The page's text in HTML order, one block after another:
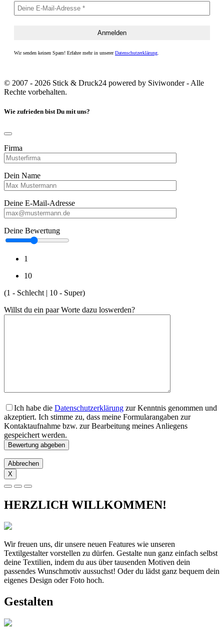
Wir senden keinen Spam! Erfahre mehr in unsererDatenschutzerklärung
© 2007 - 2026 Stick & Druck24 powered by Siviwonder - Alle
Rechte vorbehalten.
Wie zufrieden bist Du mit uns?
Firma
Dein Name
Deine E-Mail-Adresse
Deine Bewertung
1
10
(1 - Schlecht | 10 - Super)
Willst du ein paar Worte dazu loswerden?
Ich habe die Datenschutzerklärung zur Kenntnis genommen und
akzeptiert. Ich stimme zu, dass meine Formularangaben zur
Kontaktaufnahme bzw. zur Bearbeitung meines Anliegens
gespeichert werden.
Abbrechen
X
HERZLICH WILLKOMMEN!
Wir freuen uns, dir unsere neuen Features wie unseren
Textilgestalter vorstellen zu dürfen. Gestalte nun ganz einfach selbst
deine Textilien, indem du aus über tausenden Motiven dein
passendes Wunschmotiv aussuchst! Oder du lädst ganz bequem dein
eigenes Design oder Foto hoch.
Gestalten